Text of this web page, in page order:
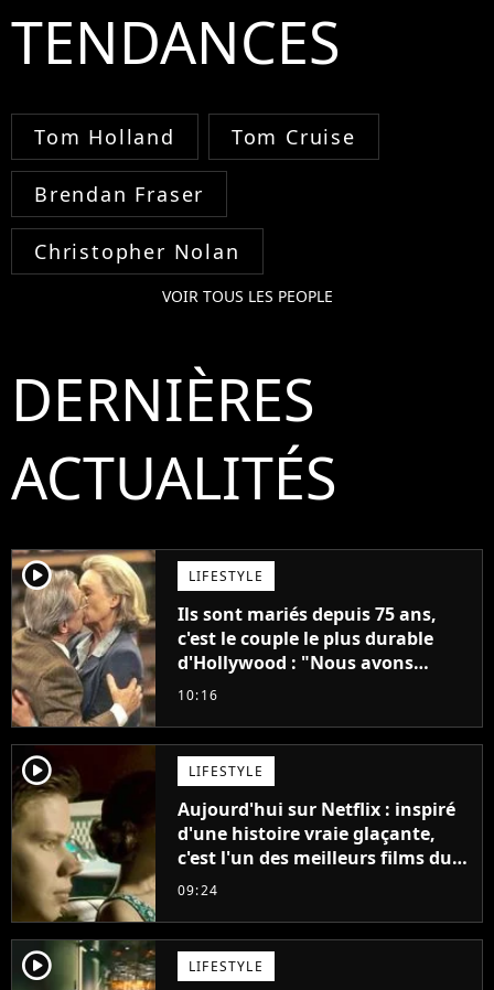
TENDANCES
Tom Holland Tom Cruise
Brendan Fraser
Christopher Nolan
VOIR TOUS LES PEOPLE
DERNIÈRES
ACTUALITÉS
player2 LIFESTYLE
Ils sont mariés depuis 75 ans,
c'est le couple le plus durable
d'Hollywood : "Nous avons
avancé jour après jour, et les
décennies"
10:16
player2 LIFESTYLE
Aujourd'hui sur Netflix : inspiré
d'une histoire vraie glaçante,
c'est l'un des meilleurs films du
21ème siècle
09:24
player2 LIFESTYLE